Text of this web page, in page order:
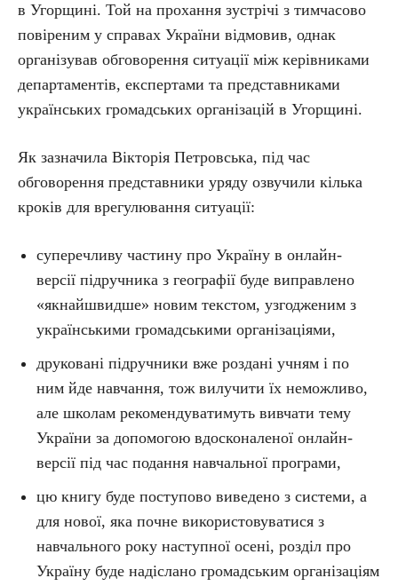
в Угорщині. Той на прохання зустрічі з тимчасово
повіреним у справах України відмовив, однак
організував обговорення ситуації між керівниками
департаментів, експертами та представниками
українських громадських організацій в Угорщині.
Як зазначила Вікторія Петровська, під час
обговорення представники уряду озвучили кілька
кроків для врегулювання ситуації:
суперечливу частину про Україну в онлайн-
версії підручника з географії буде виправлено
«якнайшвидше» новим текстом, узгодженим з
українськими громадськими організаціями,
друковані підручники вже роздані учням і по
ним йде навчання, тож вилучити їх неможливо,
але школам рекомендуватимуть вивчати тему
України за допомогою вдосконаленої онлайн-
версії під час подання навчальної програми,
цю книгу буде поступово виведено з системи, а
для нової, яка почне використовуватися з
навчального року наступної осені, розділ про
Україну буде надіслано громадським організаціям